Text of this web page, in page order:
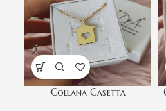
Collana Casetta